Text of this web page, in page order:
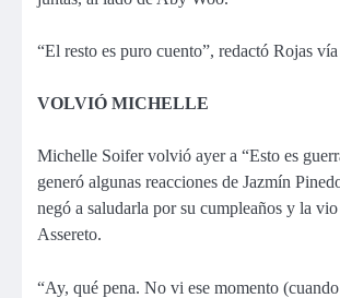
“El resto es puro cuento”, redactó Rojas
VOLVIÓ MICHELLE
Michelle Soifer volvió ayer a “Esto es
generó algunas reacciones de Jazmín
negó a saludarla por su cumpleaños y la
Assereto.
“Ay, qué pena. No vi ese momento